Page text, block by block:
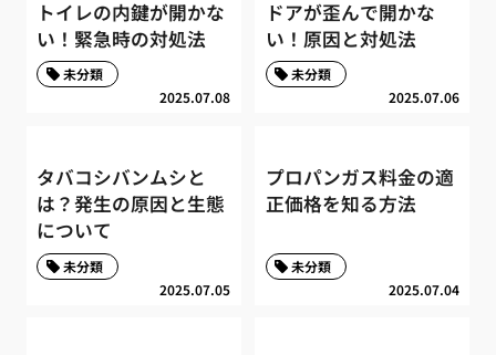
トイレの内鍵が開かな
い！緊急時の対処法
2025.07.08
未分類
ドアが歪んで開かな
い！原因と対処法
2025.07.06
未分類
タバコシバンムシと
は？発生の原因と生態
について
2025.07.05
未分類
プロパンガス料金の適
正価格を知る方法
2025.07.04
未分類